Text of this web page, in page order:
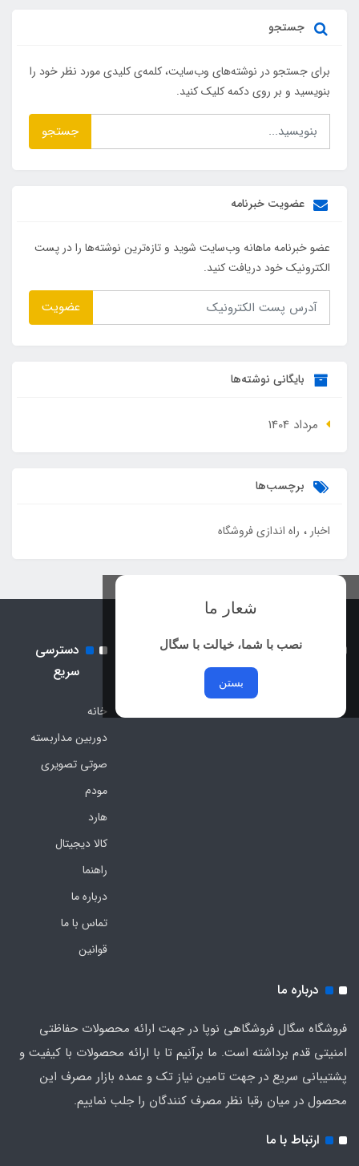
جستجو
برای جستجو در نوشته‌های وب‌سایت، کلمه‌ی کلیدی مورد نظر خود را
بنویسید و بر روی دکمه کلیک کنید.
جستجو
عضویت خبرنامه
عضو خبرنامه ماهانه وب‌سایت شوید و تازه‌ترین نوشته‌ها را در پست
الکترونیک خود دریافت کنید.
عضویت
بایگانی نوشته‌ها
مرداد 1404
برچسب‌ها
اخبار راه اندازی فروشگاه
شعار ما
نصب با شما، خیالت با سگال
بستن
نماد اعتماد الکترونیک و نماد
دسترسی
سریع
خانه
دوربین مداربسته
صوتی تصویری
مودم
هارد
کالا دیجیتال
راهنما
درباره ما
تماس با ما
قوانین
درباره ما
فروشگاه سگال فروشگاهی نوپا در جهت ارائه محصولات حفاظتی
امنیتی قدم برداشته است. ما برآنیم تا با ارائه محصولات با کیفیت و
پشتیبانی سریع در جهت تامین نیاز تک و عمده بازار مصرف این
محصول در میان رقبا نظر مصرف کنندگان را جلب نماییم.
ارتباط با ما